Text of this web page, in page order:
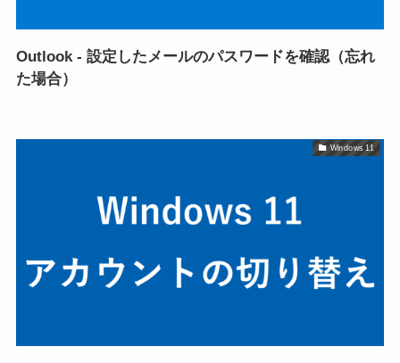
Outlook - 設定したメールのパスワードを確認（忘れ
た場合）
Windows 11